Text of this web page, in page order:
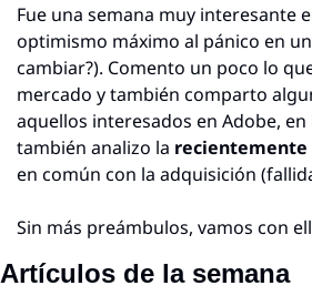
Fue una semana muy interesante
optimismo máximo al pánico en
cambiar?). Comento un poco lo
mercado y también comparto
aquellos interesados en Adobe,
también analizo la recientemente
en común con la adquisición
Sin más preámbulos, vamos con
Artículos de la semana